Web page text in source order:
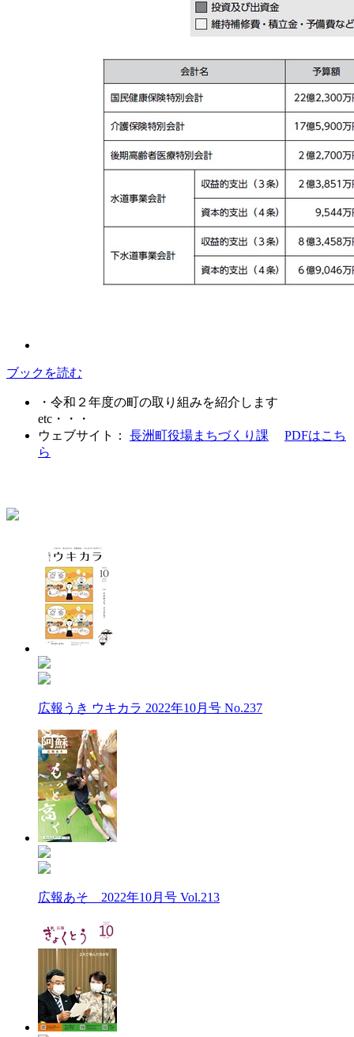
ブックを読む
・令和２年度の町の取り組みを紹介します
etc・・・
ウェブサイト： 長洲町役場まちづくり課
PDFはこち
ら
広報うき ウキカラ 2022年10月号 No.237
広報あそ 2022年10月号 Vol.213